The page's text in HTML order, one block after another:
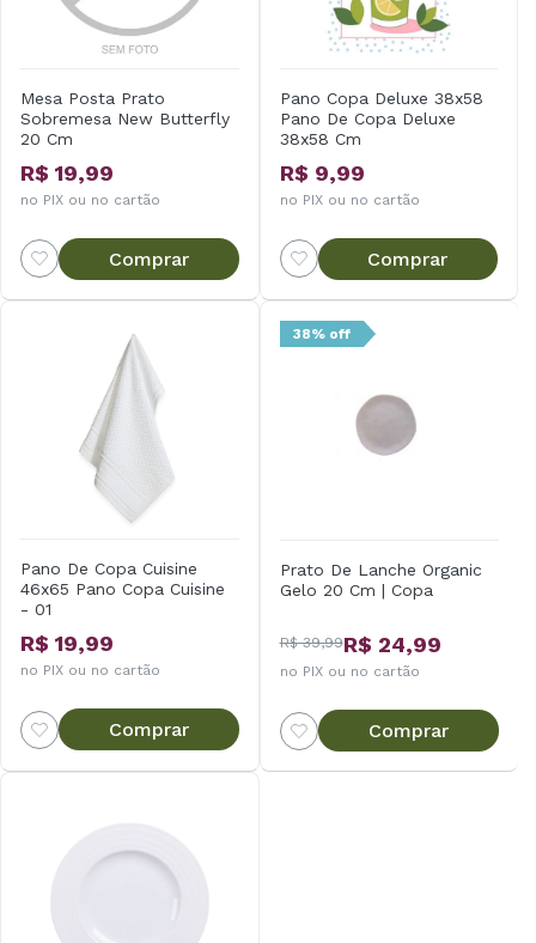
Mesa Posta Prato
Sobremesa New Butterfly
20 Cm
R$ 19,99
no PIX ou no cartão
Comprar
Pano Copa Deluxe 38x58
Pano De Copa Deluxe
38x58 Cm
R$ 9,99
no PIX ou no cartão
Comprar
Pano De Copa Cuisine
46x65 Pano Copa Cuisine
- 01
R$ 19,99
no PIX ou no cartão
Comprar
38% off
Prato De Lanche Organic
Gelo 20 Cm | Copa
R$ 39,99R$ 24,99
no PIX ou no cartão
Comprar